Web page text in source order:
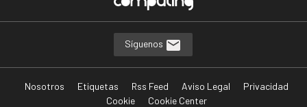
Síguenos
Nosotros Etiquetas Rss Feed Aviso Legal
Privacidad
Cookie
Cookie Center